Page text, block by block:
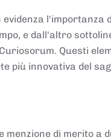
l'importanza
e dall'altro
Questi
innovativa del
di merito a